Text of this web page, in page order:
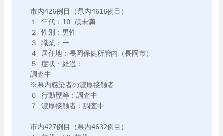
市内426例目（県内4616例目）
１ 年代：10 歳未満
２ 性別：男性
３ 職業：ー
４ 居住地：長岡保健所管内（長岡市）
５ 症状・経過：
調査中
※県内感染者の濃厚接触者
６ 行動歴等：調査中
７ 濃厚接触者：調査中
市内427例目（県内4632例目）